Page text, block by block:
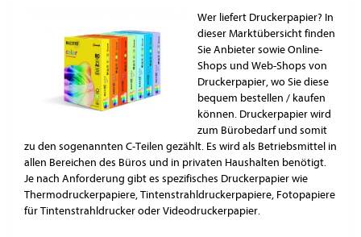
Wer liefert Druckerpapier? In
dieser Marktübersicht finden
Sie Anbieter sowie Online-
Shops und Web-Shops von
Druckerpapier, wo Sie diese
bequem bestellen / kaufen
können. Druckerpapier wird
zum Bürobedarf und somit
zu den sogenannten C-Teilen gezählt. Es wird als Betriebsmittel in
allen Bereichen des Büros und in privaten Haushalten benötigt.
Je nach Anforderung gibt es spezifisches Druckerpapier wie
Thermodruckerpapiere, Tintenstrahldruckerpapiere, Fotopapiere
für Tintenstrahldrucker oder Videodruckerpapier.